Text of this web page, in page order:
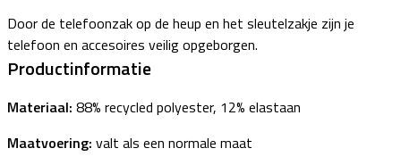
Door de telefoonzak op de heup en het sleutelzakje zijn je
telefoon en accesoires veilig opgeborgen.
Productinformatie
Materiaal: 88% recycled polyester, 12% elastaan
Maatvoering: valt als een normale maat